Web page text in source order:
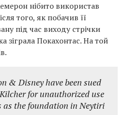
нібито використав
того, як побачив її
під час виходу стрічки
зіграла Покахонтас. На той
& Disney have been sued
for unauthorized use
as the foundation in Neytiri